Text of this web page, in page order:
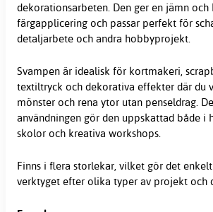
dekorationsarbeten. Den ger en jämn
färgapplicering och passar perfekt för
detaljarbete och andra hobbyprojekt.
Svampen är idealisk för kortmakeri,
textiltryck och dekorativa effekter där du
mönster och rena ytor utan penseldrag.
användningen gör den uppskattad både i
skolor och kreativa workshops.
Finns i flera storlekar, vilket gör det
verktyget efter olika typer av projekt och